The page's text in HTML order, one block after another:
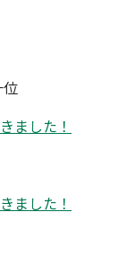
ました！
ました！